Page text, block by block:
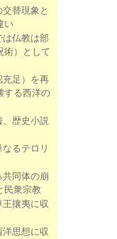
替現象と
い
仏教は部
術）として
足）を再
する西洋の
歴史小説
るテロリ
同体の崩
民衆宗教
攘夷に収
思想に収